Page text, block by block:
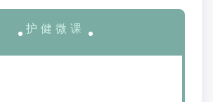
护 健 微 课